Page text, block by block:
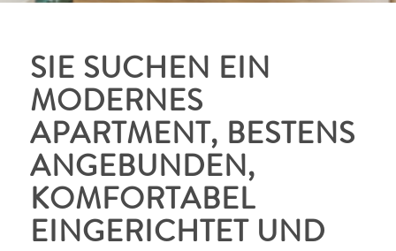
SIE SUCHEN EIN
MODERNES
APARTMENT, BESTENS
ANGEBUNDEN,
KOMFORTABEL
EINGERICHTET UND